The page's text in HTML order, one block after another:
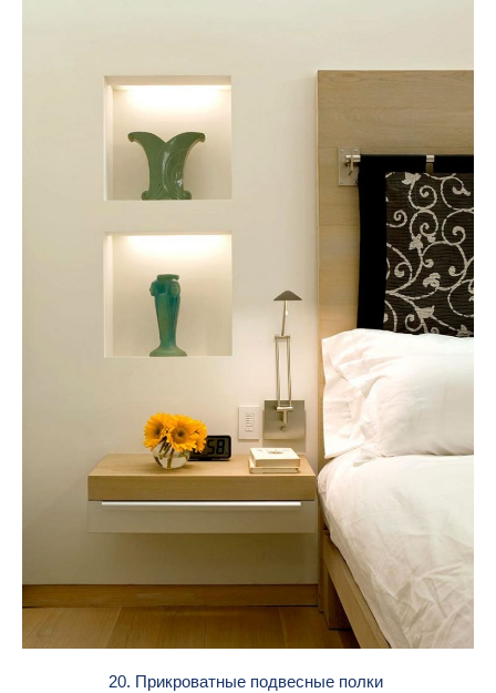
20. Прикроватные подвесные полки